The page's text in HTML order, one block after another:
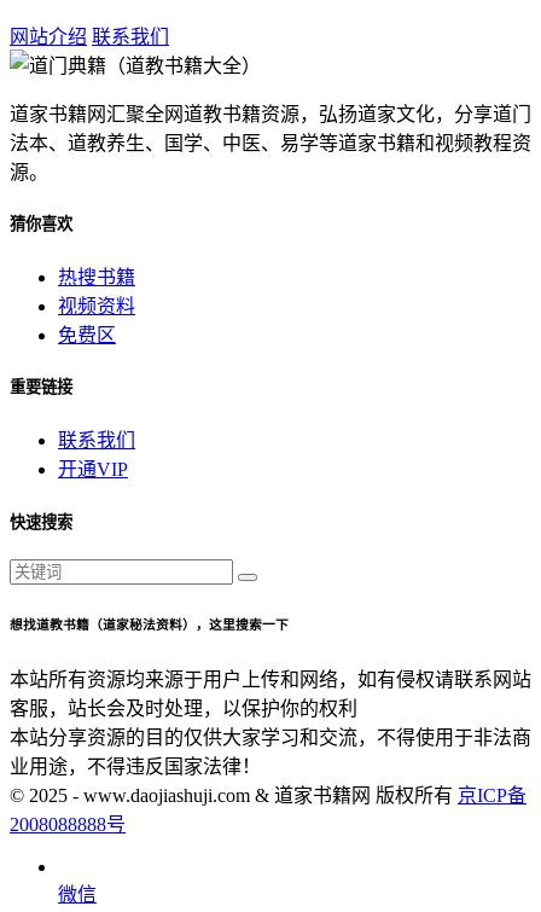
网站介绍 联系我们
道家书籍网汇聚全网道教书籍资源，弘扬道家文化，分享道门
法本、道教养生、国学、中医、易学等道家书籍和视频教程资
源。
猜你喜欢
热搜书籍
视频资料
免费区
重要链接
联系我们
开通VIP
快速搜索
想找道教书籍（道家秘法资料），这里搜索一下
本站所有资源均来源于用户上传和网络，如有侵权请联系网站
客服，站长会及时处理，以保护你的权利
本站分享资源的目的仅供大家学习和交流，不得使用于非法商
业用途，不得违反国家法律！
© 2025 - www.daojiashuji.com & 道家书籍网 版权所有 京ICP备
2008088888号
微信